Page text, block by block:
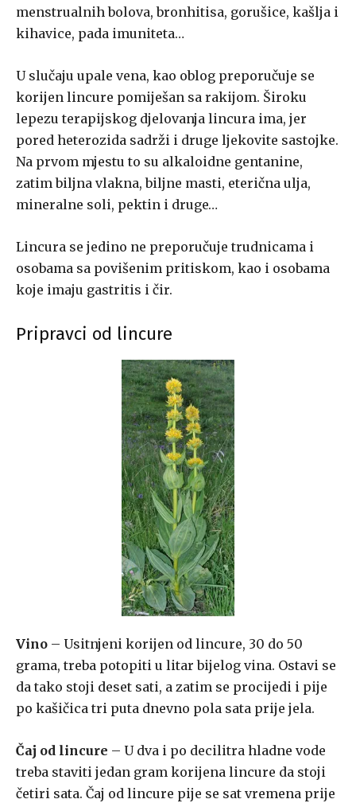
menstrualnih bolova, bronhitisa, gorušice, kašlja i
kihavice, pada imuniteta…
U slučaju upale vena, kao oblog preporučuje se
korijen lincure pomiješan sa rakijom. Široku
lepezu terapijskog djelovanja lincura ima, jer
pored heterozida sadrži i druge ljekovite sastojke.
Na prvom mjestu to su alkaloidne gentanine,
zatim biljna vlakna, biljne masti, eterična ulja,
mineralne soli, pektin i druge…
Lincura se jedino ne preporučuje trudnicama i
osobama sa povišenim pritiskom, kao i osobama
koje imaju gastritis i čir.
Pripravci od lincure
Vino – Usitnjeni korijen od lincure, 30 do 50
grama, treba potopiti u litar bijelog vina. Ostavi se
da tako stoji deset sati, a zatim se procijedi i pije
po kašičica tri puta dnevno pola sata prije jela.
Čaj od lincure – U dva i po decilitra hladne vode
treba staviti jedan gram korijena lincure da stoji
četiri sata. Čaj od lincure pije se sat vremena prije